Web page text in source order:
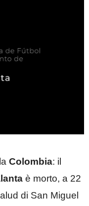
Colombia: il
è morto, a 22
di San Miguel